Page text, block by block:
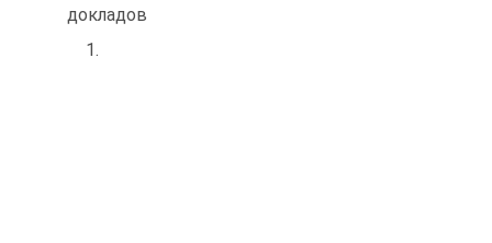
докладов
1.